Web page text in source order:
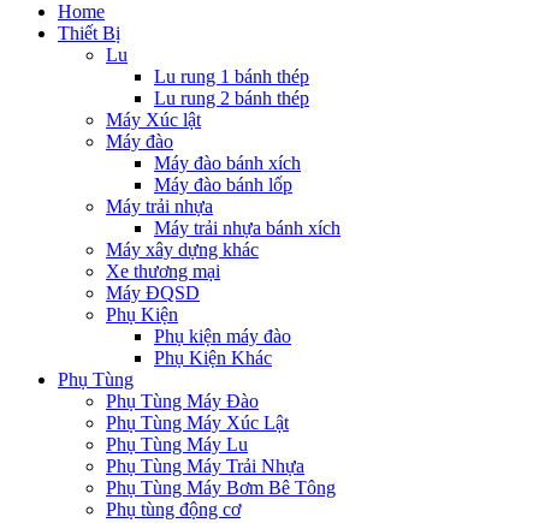
Home
Thiết Bị
Lu
Lu rung 1 bánh thép
Lu rung 2 bánh thép
Máy Xúc lật
Máy đào
Máy đào bánh xích
Máy đào bánh lốp
Máy trải nhựa
Máy trải nhựa bánh xích
Máy xây dựng khác
Xe thương mại
Máy ĐQSD
Phụ Kiện
Phụ kiện máy đào
Phụ Kiện Khác
Phụ Tùng
Phụ Tùng Máy Đào
Phụ Tùng Máy Xúc Lật
Phụ Tùng Máy Lu
Phụ Tùng Máy Trải Nhựa
Phụ Tùng Máy Bơm Bê Tông
Phụ tùng động cơ